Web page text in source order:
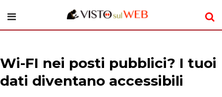
Wi-FI nei posti pubblici? I tuoi
dati diventano accessibili